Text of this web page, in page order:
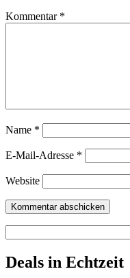
Kommentar *
Name *
E-Mail-Adresse *
Website
Deals in Echtzeit